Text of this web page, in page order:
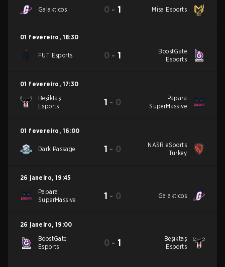
Galakticos 0 -1 Misa Esports
01 fevereiro , 18:30
FUT Esports 0 -1
BoostGate
Esports
01 fevereiro , 17:30
Beşiktaş
Esports
1 - 0
Papara
SuperMassive
01 fevereiro , 16:00
Dark Passage 1 - 0
NASR eSports
Turkey
26 janeiro, 19:45
Papara
SuperMassive
1 - 0 Galakticos
26 janeiro, 19:00
BoostGate
Esports
0 -1
Beşiktaş
Esports